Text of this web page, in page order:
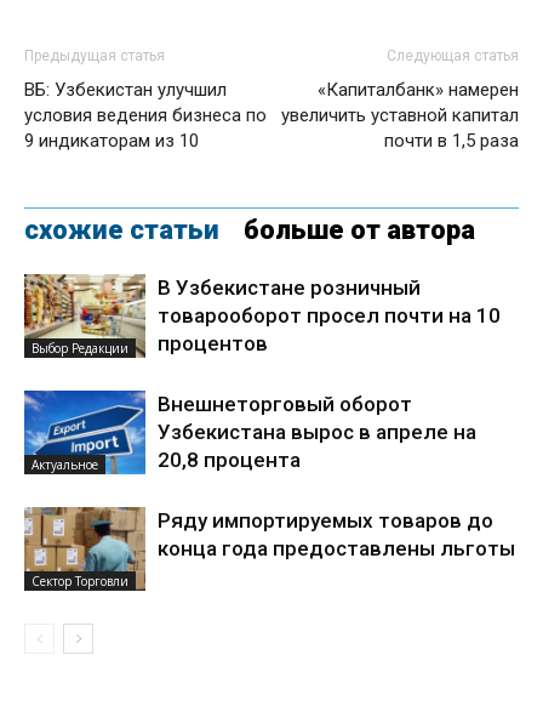
Предыдущая статья
ВБ: Узбекистан улучшил
условия ведения бизнеса по
9 индикаторам из 10
Следующая статья
«Капиталбанк» намерен
увеличить уставной капитал
почти в 1,5 раза
схожие статьи больше от автора
Выбор Редакции
В Узбекистане розничный
товарооборот просел почти на 10
процентов
Актуальное
Внешнеторговый оборот
Узбекистана вырос в апреле на
20,8 процента
Сектор Торговли
Ряду импортируемых товаров до
конца года предоставлены льготы